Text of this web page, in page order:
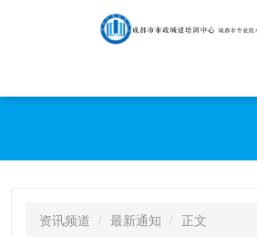
资讯频道 最新通知 正文